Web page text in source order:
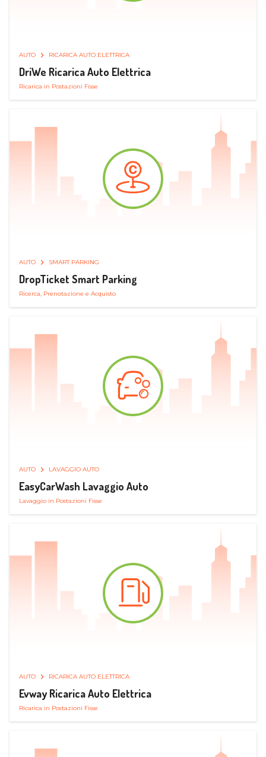
AUTO RICARICA AUTO ELETTRICA
DriWe Ricarica Auto Elettrica
Ricarica in Postazioni Fisse
AUTO SMART PARKING
DropTicket Smart Parking
Ricerca, Prenotazione e Acquisto
AUTO LAVAGGIO AUTO
EasyCarWash Lavaggio Auto
Lavaggio in Postazioni Fisse
AUTO RICARICA AUTO ELETTRICA
Evway Ricarica Auto Elettrica
Ricarica in Postazioni Fisse